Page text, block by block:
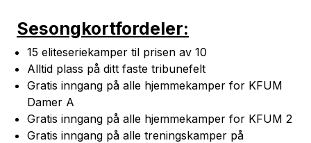
Sesongkortfordeler:
15 eliteseriekamper til prisen av 10
Alltid plass på ditt faste tribunefelt
Gratis inngang på alle hjemmekamper for KFUM
Damer A
Gratis inngang på alle hjemmekamper for KFUM 2
Gratis inngang på alle treningskamper på